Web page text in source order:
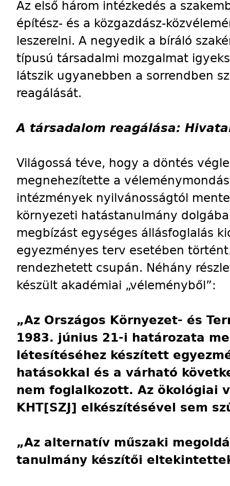
Az első három intézkedés a
építész- és a közgazdász-
leszerelni. A negyedik a bíráló
típusú társadalmi mozgalmat
látszik ugyanebben a sorrendben
reagálását.
A társadalom reagálása:
Világossá téve, hogy a döntés
megnehezítette a
intézmények nyilvánosságtól
környezeti hatástanulmány
megbízást egységes állásfoglalás
egyezményes terv esetében
rendezhetett csupán. Néhány
készült akadémiai „véleményből”:
„Az Országos Környezet- és
1983. június 21-i határozata
létesítéséhez készített
hatásokkal és a várható
nem foglalkozott. Az ökológiai
KHT[SZJ] elkészítésével sem
„Az alternatív műszaki
tanulmány készítői